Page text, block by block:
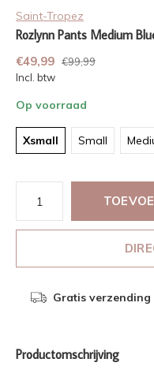
Saint-Tropez
Rozlynn Pants Medium
€49,99 €99,99
Incl. btw
Op voorraad
Xsmall Small
Gratis verzending
Productomschrijving